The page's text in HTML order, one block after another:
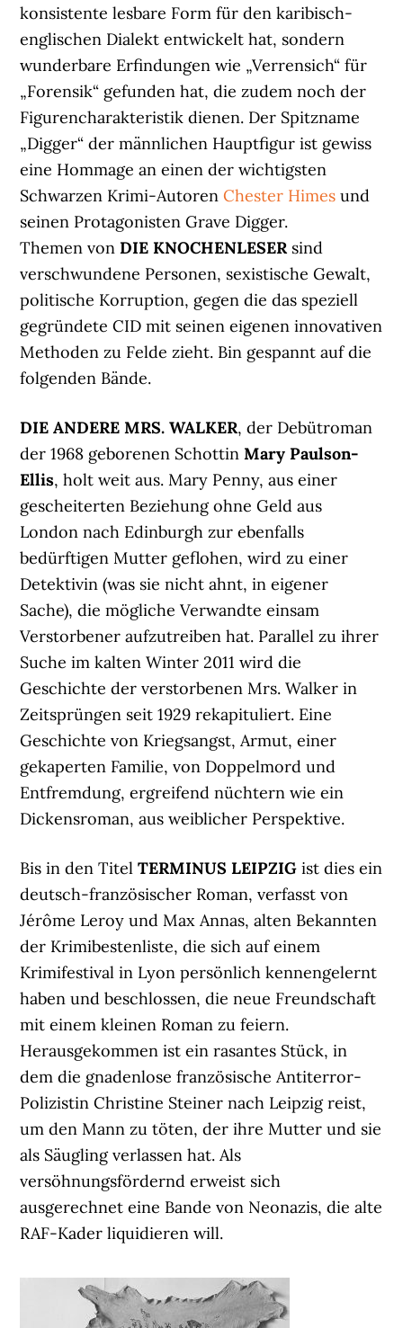
konsistente lesbare Form für den karibisch-
englischen Dialekt entwickelt hat, sondern
wunderbare Erfindungen wie „Verrensich“ für
„Forensik“ gefunden hat, die zudem noch der
Figurencharakteristik dienen. Der Spitzname
„Digger“ der männlichen Hauptfigur ist gewiss
eine Hommage an einen der wichtigsten
Schwarzen Krimi-AutorenChester Himes und
seinen Protagonisten Grave Digger.
Themen vonDIE KNOCHENLESERsind
verschwundene Personen, sexistische Gewalt,
politische Korruption, gegen die das speziell
gegründete CID mit seinen eigenen innovativen
Methoden zu Felde zieht. Bin gespannt auf die
folgenden Bände.
DIE ANDERE MRS. WALKER, der Debütroman
der 1968 geborenen SchottinMary Paulson-
Ellis, holt weit aus. Mary Penny, aus einer
gescheiterten Beziehung ohne Geld aus
London nach Edinburgh zur ebenfalls
bedürftigen Mutter geflohen, wird zu einer
Detektivin (was sie nicht ahnt, in eigener
Sache), die mögliche Verwandte einsam
Verstorbener aufzutreiben hat. Parallel zu ihrer
Suche im kalten Winter 2011 wird die
Geschichte der verstorbenen Mrs. Walker in
Zeitsprüngen seit 1929 rekapituliert. Eine
Geschichte von Kriegsangst, Armut, einer
gekaperten Familie, von Doppelmord und
Entfremdung, ergreifend nüchtern wie ein
Dickensroman, aus weiblicher Perspektive.
Bis in den TitelTERMINUS LEIPZIGist dies ein
deutsch-französischer Roman, verfasst von
Jérôme Leroy und Max Annas, alten Bekannten
der Krimibestenliste, die sich auf einem
Krimifestival in Lyon persönlich kennengelernt
haben und beschlossen, die neue Freundschaft
mit einem kleinen Roman zu feiern.
Herausgekommen ist ein rasantes Stück, in
dem die gnadenlose französische Antiterror-
Polizistin Christine Steiner nach Leipzig reist,
um den Mann zu töten, der ihre Mutter und sie
als Säugling verlassen hat. Als
versöhnungsfördernd erweist sich
ausgerechnet eine Bande von Neonazis, die alte
RAF-Kader liquidieren will.